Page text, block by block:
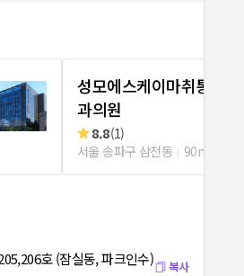
성모에스케이마취통증의학
과의원
8.8(1)
서울 송파구 삼전동
90m
호 (잠실동, 파크인수) 복사